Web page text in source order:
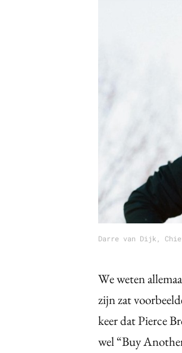
Darre van Dijk, Chief
We weten
zijn zat
keer dat Pierce
wel “Buy